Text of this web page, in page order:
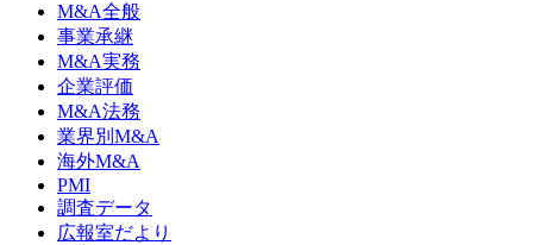
M&A全般
事業承継
M&A実務
企業評価
M&A法務
業界別M&A
海外M&A
PMI
調査データ
広報室だより